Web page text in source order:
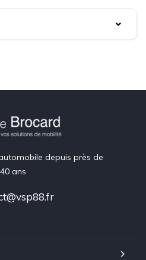
depuis près de
40 ans